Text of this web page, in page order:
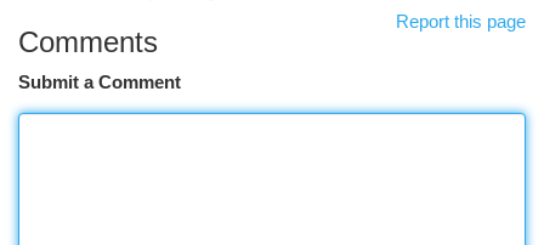
Report this page
Comments
Submit a Comment